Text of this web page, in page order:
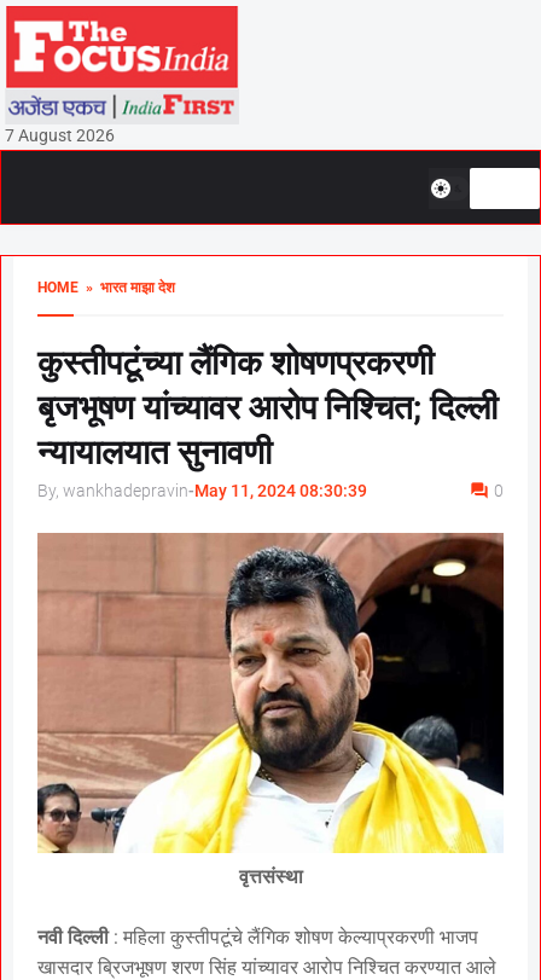
7 August 2026
HOME » भारत माझा देश
कुस्तीपटूंच्या लैंगिक शोषणप्रकरणी
बृजभूषण यांच्यावर आरोप निश्चित; दिल्ली
न्यायालयात सुनावणी
By, wankhadepravin-May 11, 2024 08:30:39 0
वृत्तसंस्था
नवी दिल्ली: महिला कुस्तीपटूंचे लैंगिक शोषण केल्याप्रकरणी भाजप
खासदार ब्रिजभूषण शरण सिंह यांच्यावर आरोप निश्चित करण्यात आले